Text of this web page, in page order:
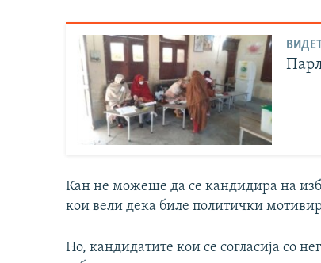
Кан не можеше да се кандидира на
кои вели дека биле политички
Но, кандидатите кои се согласија со